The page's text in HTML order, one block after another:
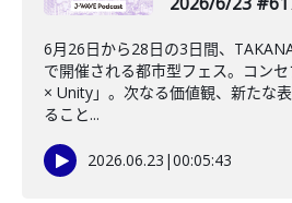
6月26日から28日の3日間、
で開催される都市型フェス。コン
× Unity」。次なる価値観、新たな
ること...
2026.06.23 |00:05:43